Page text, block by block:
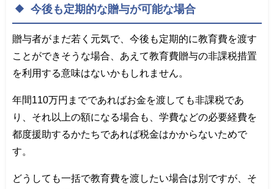
今後も定期的な贈与が可能な場合
贈与者がまだ若く元気で、今後も定期的に教育費を渡す
ことができそうな場合、あえて教育費贈与の非課税措置
を利用する意味はないかもしれません。
年間110万円までであればお金を渡しても非課税であ
り、それ以上の額になる場合も、学費などの必要経費を
都度援助するかたちであれば税金はかからないためで
す。
どうしても一括で教育費を渡したい場合は別ですが、そ